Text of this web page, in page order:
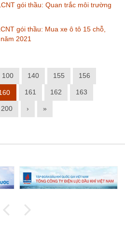
gói thầu: Quan trắc môi trường
gói thầu: Mua xe ô tô 15 chỗ,
2021
100 140 155 156
161 162 163
200 › »